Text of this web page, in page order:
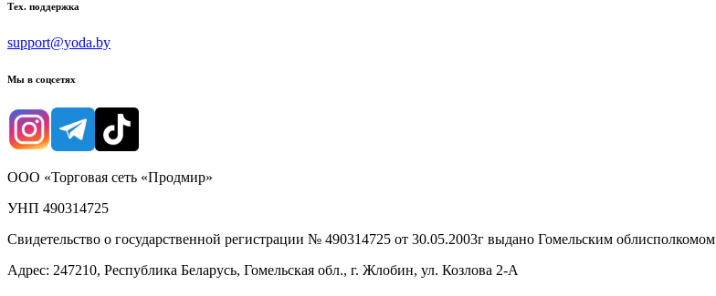
Тех. поддержка
support@yoda.by
Мы в соцсетях
ООО «Торговая сеть «Продмир»
УНП 490314725
Свидетельство о государственной регистрации № 490314725 от 30.05.2003г выдано Гомельским облисполкомом
Адрес: 247210, Республика Беларусь, Гомельская обл., г. Жлобин, ул. Козлова 2-А